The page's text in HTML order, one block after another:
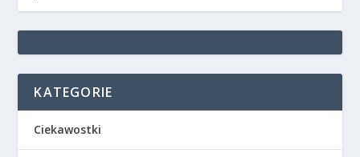
KATEGORIE
Ciekawostki